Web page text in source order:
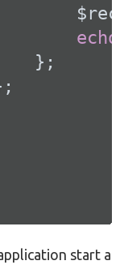
echo
};
start a